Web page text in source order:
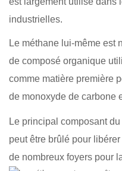
industrielles.
Le méthane lui-même est
de composé organique
comme matière première
de monoxyde de carbone
Le principal composant
peut être brûlé pour
de nombreux foyers pour